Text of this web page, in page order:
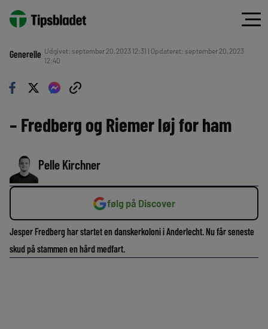
Generelle Udgivet: september 20, 2023 12:31 | Opdateret: september 20, 2023
12:40
– Fredberg og Riemer løj for ham
Pelle Kirchner
følg på Discover
Jesper Fredberg har startet en danskerkoloni i Anderlecht. Nu får seneste
skud på stammen en hård medfart.